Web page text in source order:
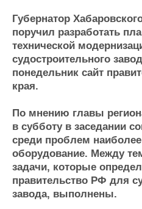
Компании
Репутация
Крюинг
Журнал
Услуги
Конференции
Выставки и семинары
Личности
Словарь
Губернатор
поручил разработать
технической
судостроительного
понедельник сайт
края.
По мнению главы
в субботу в заседании
среди проблем
оборудование. Между
задачи, которые
правительство РФ для
завода, выполнены.